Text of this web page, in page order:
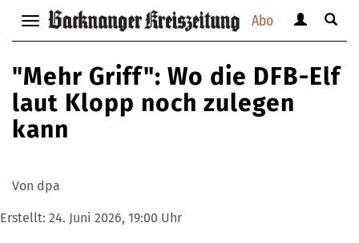
Abo
Navigation
anzeigen
verbergen
anzeigen
verbergen
Suche
"Mehr Griff": Wo die DFB-Elf
laut Klopp noch zulegen
kann
Von dpa
Erstellt: 24. Juni 2026, 19:00 Uhr